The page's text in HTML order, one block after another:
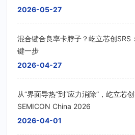
2026-05-27
混合键合良率卡脖子？屹立芯创SRS
键一步
2026-04-27
从“界面导热”到“应力消除”，屹立芯
SEMICON China 2026
2026-04-01